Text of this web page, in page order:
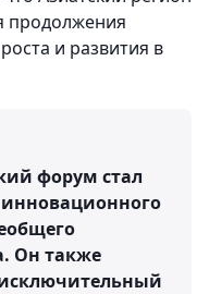
продолжения
и развития в
форум стал
Он также